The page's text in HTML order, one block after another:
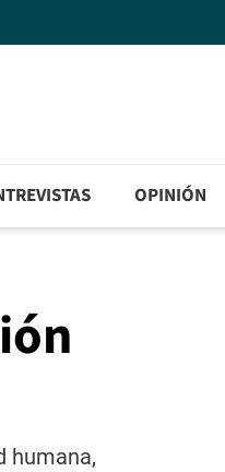
OPINIÓN
humana,